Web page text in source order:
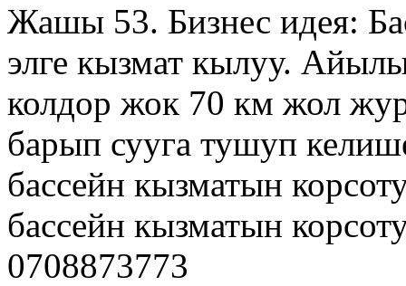
Жашы 53. Бизнес идея:
элге кызмат кылуу.
колдор жок 70 км жол
барып сууга тушуп
бассейн кызматын
бассейн кызматын
0708873773